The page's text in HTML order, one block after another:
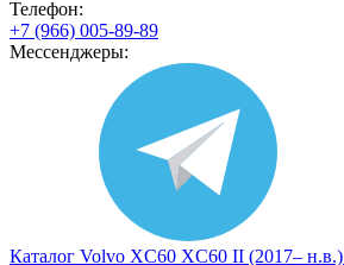
Телефон:
+7 (966) 005-89-89
Мессенджеры:
Каталог Volvo XC60 XC60 II (2017– н.в.)